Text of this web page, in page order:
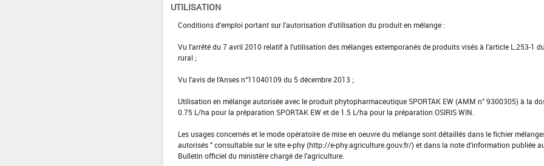
UTILISATION
Conditions d'emploi portant sur l'autorisation d'utilisation du produit en mélange :
Vu l'arrêté du 7 avril 2010 relatif à l'utilisation des mélanges extemporanés de produits visés à l'article L.253-1
rural ;
Vu l'avis de l'Anses n°11040109 du 5 décembre 2013 ;
Utilisation en mélange autorisée avec le produit phytopharmaceutique SPORTAK EW (AMM n° 9300305) à la
0.75 L/ha pour la préparation SPORTAK EW et de 1.5 L/ha pour la préparation OSIRIS WIN.
Les usages concernés et le mode opératoire de mise en oeuvre du mélange sont détaillés dans le fichier
autorisés " consultable sur le site e-phy (http://e-phy.agriculture.gouv.fr/) et dans la note d'information publiée
Bulletin officiel du ministère chargé de l'agriculture.